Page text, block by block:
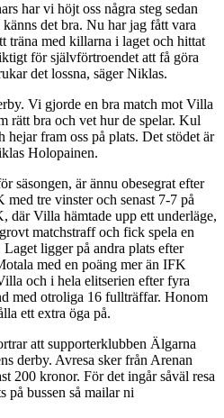
har vi höjt oss några steg sedan
det bra. Nu har jag fått vara
träna med killarna i laget och hittat
för självförtroendet att få göra
det lossna, säger Niklas.
Vi gjorde en bra match mot Villa
rätt bra och vet hur de spelar. Kul
hejar fram oss på plats. Det stödet är
Holopainen.
säsongen, är ännu obesegrat efter
tre vinster och senast 7-7 på
där Villa hämtade upp ett underläge,
matchstraff och fick spela en
ligger på andra plats efter
med en poäng mer än IFK
och i hela elitserien efter fyra
med otroliga 16 fullträffar. Honom
ett extra öga på.
att supporterklubben Älgarna
derby. Avresa sker från Arenan
200 kronor. För det ingår såväl resa
på bussen så mailar ni